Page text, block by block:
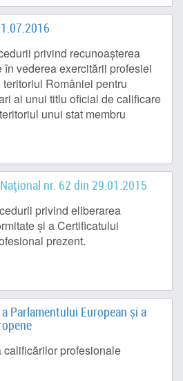
privind recunoașterea
vederea exercitării profesiei
României pentru
ai unui titlu oficial de calificare
unui stat membru
nr. 62 din 29.01.2015
privind eliberarea
și a Certificatului
prezent.
Parlamentului European și a
profesionale